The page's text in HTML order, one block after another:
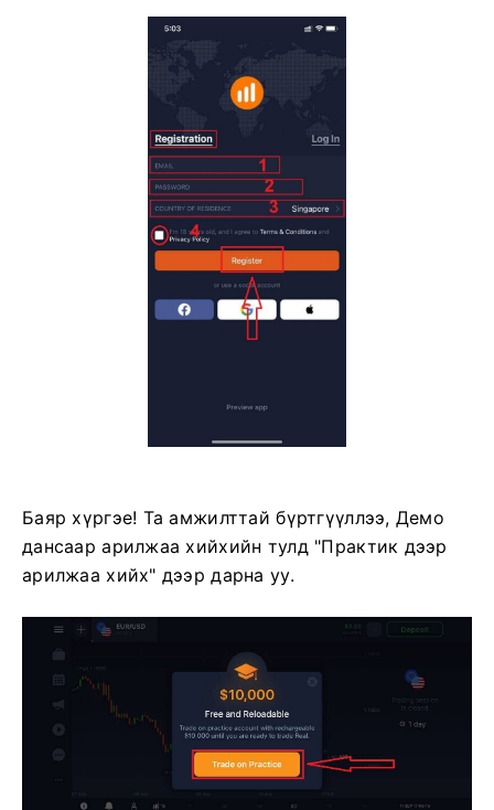
Баяр хүргэе! Та амжилттай бүртгүүллээ, Демо
дансаар арилжаа хийхийн тулд "Практик дээр
арилжаа хийх" дээр дарна уу.